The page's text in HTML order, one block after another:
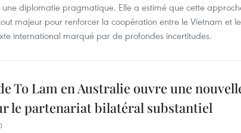
une diplomatie pragmatique. Elle a estimé que cette
majeur pour renforcer la coopération entre le Vietnam et
international marqué par de profondes incertitudes.
To Lam en Australie ouvre une
le partenariat bilatéral substantiel